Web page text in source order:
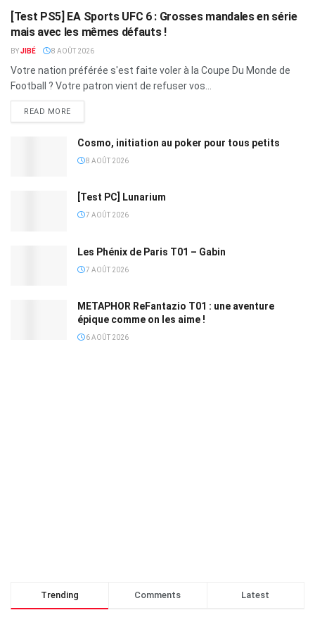
[Test PS5] EA Sports UFC 6 : Grosses mandales en série
mais avec les mêmes défauts !
BYJIBÉ 8 AOÛT 2026
Votre nation préférée s'est faite voler à la Coupe Du Monde de
Football ? Votre patron vient de refuser vos...
READ MORE
Cosmo, initiation au poker pour tous petits
8 AOÛT 2026
[Test PC] Lunarium
7 AOÛT 2026
Les Phénix de Paris T01 – Gabin
7 AOÛT 2026
METAPHOR ReFantazio T01 : une aventure
épique comme on les aime !
6 AOÛT 2026
Trending Comments Latest